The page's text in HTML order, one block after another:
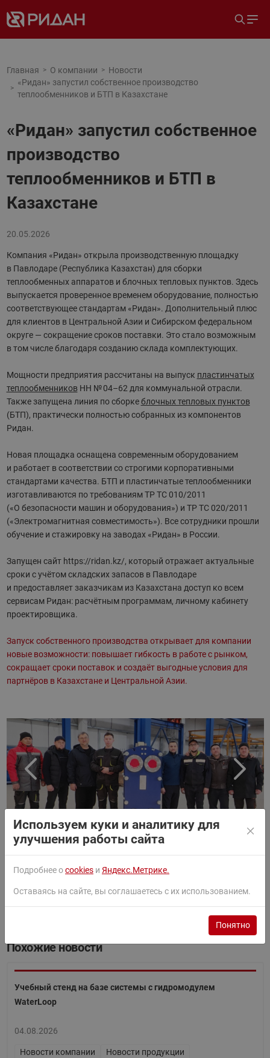
Главная О компании
Новости
«Ридан» запустил собственное производство
теплообменников и БТП в Казахстане
«Ридан» запустил собственное
производство
теплообменников и БТП в
Казахстане
20.05.2026
Компания «Ридан» открыла производственную площадку
в Павлодаре (Республика Казахстан) для сборки
теплообменных аппаратов и блочных тепловых пунктов. Здесь
выпускается проверенное временем оборудование, полностью
соответствующее стандартам «Ридан». Дополнительный плюс
для клиентов в Центральной Азии и Сибирском федеральном
округе — сокращение сроков поставки. Это стало возможным
в том числе благодаря созданию склада комплектующих.
Мощности предприятия рассчитаны на выпуск пластинчатых
теплообменниковНН № 04–62 для коммунальной отрасли.
Также запущена линия по сборкеблочных тепловых пунктов
(БТП), практически полностью собранных из компонентов
Ридан.
Новая площадка оснащена современным оборудованием
и работает в соответствии со строгими корпоративными
стандартами качества. БТП и пластинчатые теплообменники
изготавливаются по требованиям ТР ТС 010/2011
(«О безопасности машин и оборудования») и ТР ТС 020/2011
(«Электромагнитная совместимость»). Все сотрудники прошли
обучение и стажировку на заводах «Ридан» в России.
Запущен сайт https://ridan.kz/, который отражает актуальные
сроки с учётом складских запасов в Павлодаре
и предоставляет заказчикам из Казахстана доступ ко всем
сервисам Ридан: расчётным программам, личному кабинету
проектировщика.
Запуск собственного производства открывает для компании
новые возможности: повышает гибкость в работе с рынком,
сокращает сроки поставок и создаёт выгодные условия для
партнёров в Казахстане и Центральной Азии.
Новости компании Пресс-релизы
Похожие новости
Учебный стенд на базе системы с гидромодулем
WaterLoop
04.08.2026
Новости компании Новости продукции
Используем куки и аналитику для
улучшения работы сайта
Подробнее оcookies и Яндекс.Метрике.
Оставаясь на сайте, вы соглашаетесь с их использованием.
Понятно